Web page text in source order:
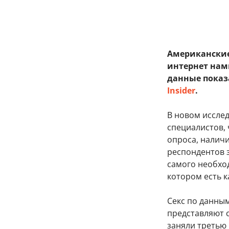
интернет
данные
Insider.
В новом
специалистов,
опроса,
респондентов
самого
котором есть
Секс по
представляют
заняли